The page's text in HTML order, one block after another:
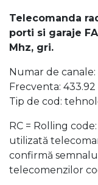
Telecomanda
porti si garaje
Mhz, gri.
Numar de canale:
Frecventa: 433.92
Tip de cod:
RC = Rolling
utilizată
confirmă
telecomenzilor